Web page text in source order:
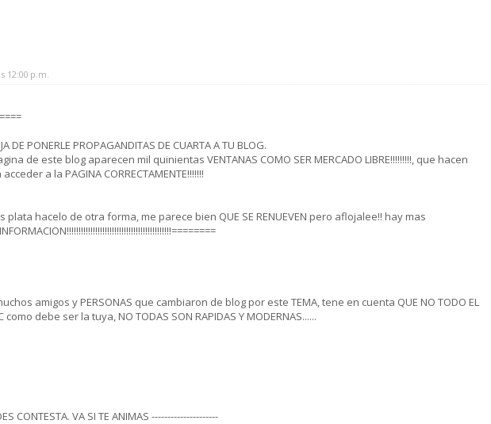
12:00 p.m.
DE PONERLE PROPAGANDITAS DE CUARTA A TU BLOG.
de este blog aparecen mil quinientas VENTANAS COMO SER MERCADO LIBRE!!!!!!!!!, que hacen
a la PAGINA CORRECTAMENTE!!!!!!!
plata hacelo de otra forma, me parece bien QUE SE RENUEVEN pero aflojalee!! hay mas
amigos y PERSONAS que cambiaron de blog por este TEMA, tene en cuenta QUE NO TODO EL
como debe ser la tuya, NO TODAS SON RAPIDAS Y MODERNAS......
CONTESTA. VA SI TE ANIMAS ---------------------